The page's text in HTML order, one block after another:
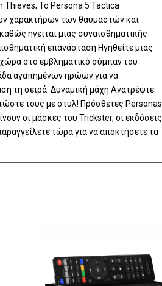
Το Persona 5 Tactica
χαρακτήρων των θαυμαστών και
ηγείται μιας συναισθηματικής
επανάσταση Ηγηθείτε μιας
στο εμβληματικό σύμπαν του
αγαπημένων ηρώων για να
τη σειρά. Δυναμική μάχη Ανατρέψτε
τους με στυλ! Πρόσθετες Personas
οι μάσκες του Trickster, οι εκδόσεις
τώρα για να αποκτήσετε τα